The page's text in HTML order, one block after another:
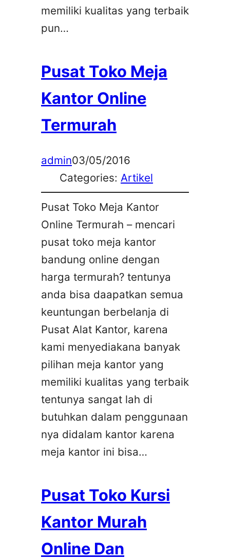
memiliki kualitas yang terbaik
pun…
Pusat Toko Meja
Kantor Online
Termurah
admin03/05/2016
Categories: Artikel
Pusat Toko Meja Kantor
Online Termurah – mencari
pusat toko meja kantor
bandung online dengan
harga termurah? tentunya
anda bisa daapatkan semua
keuntungan berbelanja di
Pusat Alat Kantor, karena
kami menyediakana banyak
pilihan meja kantor yang
memiliki kualitas yang terbaik
tentunya sangat lah di
butuhkan dalam penggunaan
nya didalam kantor karena
meja kantor ini bisa…
Pusat Toko Kursi
Kantor Murah
Online Dan